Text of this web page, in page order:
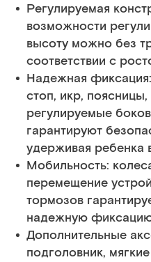
Регулируемая
возможности
высоту можно без
соответствии с
Надежная
стоп, икр,
регулируемые
гарантируют
удерживая ребенка
Мобильность:
перемещение
тормозов
надежную
Дополнительные
подголовник,